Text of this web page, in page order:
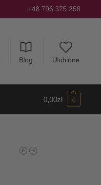
+48 796 375 258
Blog Ulubione
0,00zł 0